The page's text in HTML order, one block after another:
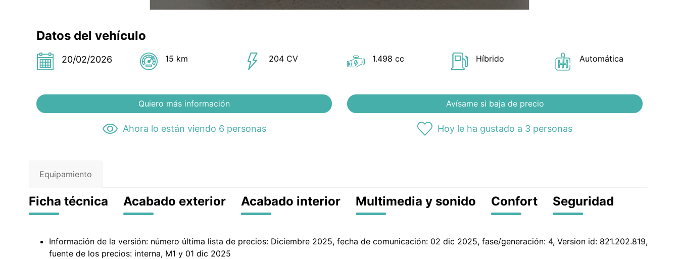
Datos del vehículo
20/02/2026 15 km 204 CV 1.498 cc Híbrido Automática
Quiero más información Avísame si baja de precio
Ahora lo están viendo 6 personas Hoy le ha gustado a 3 personas
Equipamiento
Ficha técnica
Información de la versión: número última lista de precios: Diciembre 2025, fecha de comunicación: 02 dic 2025, fase/generación: 4, Version id: 821.202.819,
fuente de los precios: interna, M1 y 01 dic 2025
Acabado exterior Acabado interior Multimedia y sonido Confort Seguridad